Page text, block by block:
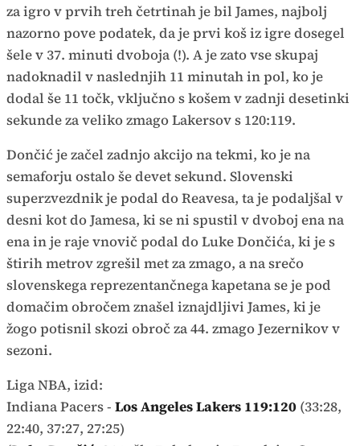
za igro v prvih treh četrtinah je bil James, najbolj
nazorno pove podatek, da je prvi koš iz igre dosegel
šele v 37. minuti dvoboja (!). A je zato vse skupaj
nadoknadil v naslednjih 11 minutah in pol, ko je
dodal še 11 točk, vključno s košem v zadnji desetinki
sekunde za veliko zmago Lakersov s 120:119.
Dončić je začel zadnjo akcijo na tekmi, ko je na
semaforju ostalo še devet sekund. Slovenski
superzvezdnik je podal do Reavesa, ta je podaljšal v
desni kot do Jamesa, ki se ni spustil v dvoboj ena na
ena in je raje vnovič podal do Luke Dončića, ki je s
štirih metrov zgrešil met za zmago, a na srečo
slovenskega reprezentančnega kapetana se je pod
domačim obročem znašel iznajdljivi James, ki je
žogo potisnil skozi obroč za 44. zmago Jezernikov v
sezoni.
Liga NBA, izid:
Indiana Pacers - Los Angeles Lakers 119:120 (33:28,
22:40, 37:27, 27:25)